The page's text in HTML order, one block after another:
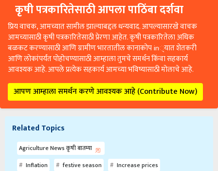
कृषी पत्रकारितेसाठी आपला पाठिंबा दर्शवा
प्रिय वाचक, आमच्यात सामील झाल्याबद्दल धन्यवाद. आपल्यासारखे वाचक
आमच्यासाठी कृषी पत्रकारितेसाठी प्रेरणा आहेत. कृषी पत्रकारितेला अधिक
बळकट करण्यासाठी आणि ग्रामीण भारतातील कानाकोप in्यात शेतकरी
आणि लोकांपर्यंत पोहोचण्यासाठी आम्हाला तुमचे समर्थन किंवा सहकार्य
आवश्यक आहे. आपले प्रत्येक सहकार्य आमच्या भविष्यासाठी मोलाचे आहे.
आपण आम्हाला समर्थन करणे आवश्यक आहे (Contribute Now)
Related Topics
Agriculture News कृषी बातम्या
Inflation
festive season
Increase prices